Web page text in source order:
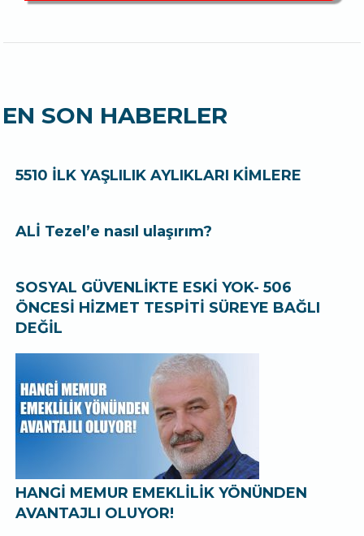
EN SON HABERLER
5510 İLK YAŞLILIK AYLIKLARI KİMLERE
ALİ Tezel’e nasıl ulaşırım?
SOSYAL GÜVENLİKTE ESKİ YOK- 506
ÖNCESİ HİZMET TESPİTİ SÜREYE BAĞLI
DEĞİL
HANGİ MEMUR EMEKLİLİK YÖNÜNDEN
AVANTAJLI OLUYOR!